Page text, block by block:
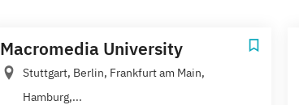
Macromedia University
Stuttgart, Berlin, Frankfurt am Main,
Hamburg,...